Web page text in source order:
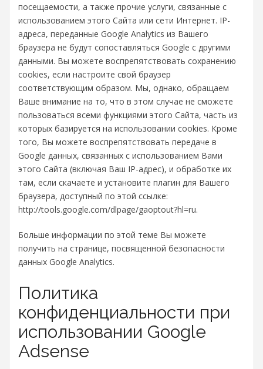
посещаемости, а также прочие услуги, связанные с
использованием этого Сайта или сети Интернет. IP-
адреса, переданные Google Analytics из Вашего
браузера не будут сопоставляться Google с другими
данными. Вы можете воспрепятствовать сохранению
cookies, если настроите свой браузер
соответствующим образом. Мы, однако, обращаем
Ваше внимание на то, что в этом случае не сможете
пользоваться всеми функциями этого Сайта, часть из
которых базируется на использовании cookies. Кроме
того, Вы можете воспрепятствовать передаче в
Google данных, связанных с использованием Вами
этого Сайта (включая Ваш IP-адрес), и обработке их
там, если скачаете и установите плагин для Вашего
браузера, доступный по этой ссылке:
http://tools.google.com/dlpage/gaoptout?hl=ru.
Больше информации по этой теме Вы можете
получить на странице, посвященной безопасности
данных Google Analytics.
Политика
конфиденциальности при
использовании Google
Adsense